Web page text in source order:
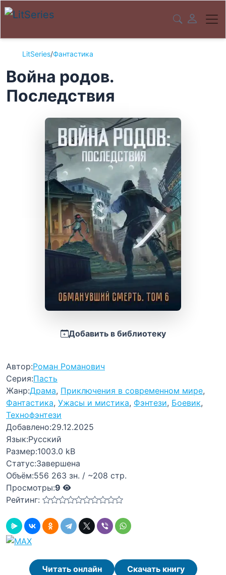
LitSeries/Фантастика
Война родов.
Последствия
Добавить в библиотеку
Автор:Роман Романович
Серия:Пасть
Жанр:Драма, Приключения в современном мире,
Фантастика, Ужасы и мистика, Фэнтези, Боевик,
Технофэнтези
Добавлено:29.12.2025
Язык:Русский
Размер:1003.0 kB
Статус:Завершена
Объём:556 263 зн. / ~208 стр.
Просмотры:9
Рейтинг:
Читать онлайн
Скачать книгу